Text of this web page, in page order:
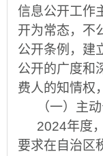
信息公开工作
开为常态，不
公开条例，建
公开的广度和
费人的知情权
（一）主
2024年度
要求在自治区